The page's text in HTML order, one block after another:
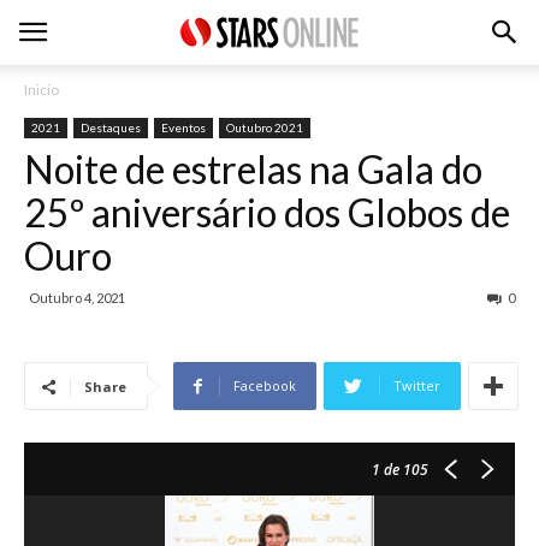
Inicio
2021 Destaques Eventos Outubro 2021
Noite de estrelas na Gala do
25º aniversário dos Globos de
Ouro
Outubro 4, 2021 0
Share Facebook Twitter
1 de 105